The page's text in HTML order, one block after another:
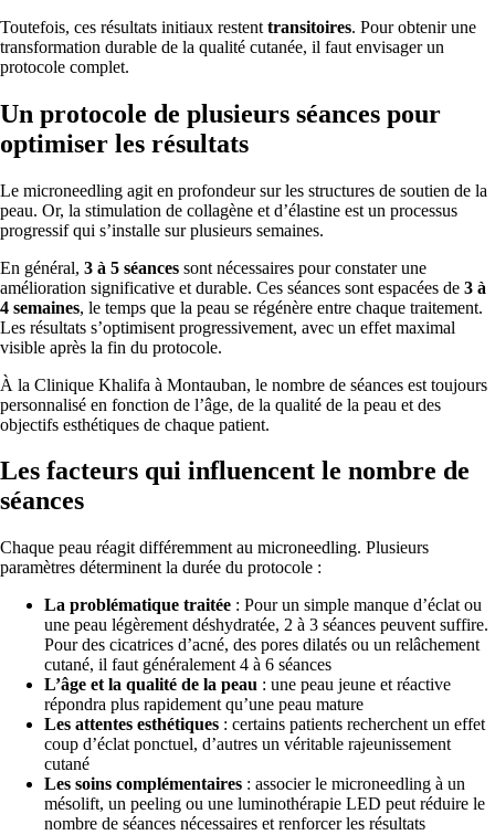
Toutefois, ces résultats initiaux restent transitoires. Pour obtenir une
transformation durable de la qualité cutanée, il faut envisager un
protocole complet.
Un protocole de plusieurs séances pour
optimiser les résultats
Le microneedling agit en profondeur sur les structures de soutien de la
peau. Or, la stimulation de collagène et d’élastine est un processus
progressif qui s’installe sur plusieurs semaines.
En général, 3 à 5 séances sont nécessaires pour constater une
amélioration significative et durable. Ces séances sont espacées de 3 à
4 semaines, le temps que la peau se régénère entre chaque traitement.
Les résultats s’optimisent progressivement, avec un effet maximal
visible après la fin du protocole.
À la Clinique Khalifa à Montauban, le nombre de séances est toujours
personnalisé en fonction de l’âge, de la qualité de la peau et des
objectifs esthétiques de chaque patient.
Les facteurs qui influencent le nombre de
séances
Chaque peau réagit différemment au microneedling. Plusieurs
paramètres déterminent la durée du protocole :
La problématique traitée : Pour un simple manque d’éclat ou
une peau légèrement déshydratée, 2 à 3 séances peuvent suffire.
Pour des cicatrices d’acné, des pores dilatés ou un relâchement
cutané, il faut généralement 4 à 6 séances
L’âge et la qualité de la peau : une peau jeune et réactive
répondra plus rapidement qu’une peau mature
Les attentes esthétiques : certains patients recherchent un effet
coup d’éclat ponctuel, d’autres un véritable rajeunissement
cutané
Les soins complémentaires : associer le microneedling à un
mésolift, un peeling ou une luminothérapie LED peut réduire le
nombre de séances nécessaires et renforcer les résultats